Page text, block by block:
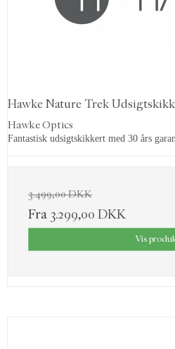
Hawke Nature Trek
Hawke Optics
Fantastisk udsigtskikkert med 30 års
3.499,00 DKK
Fra 3.299,00 DKK
Vis